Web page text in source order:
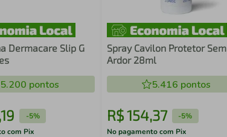
Dermacare Slip G
5.200 pontos
19 -5%
com Pix
Spray Cavilon Protetor Sem
Ardor 28ml
5.416 pontos
R$154,37 -5%
No pagamento com Pix